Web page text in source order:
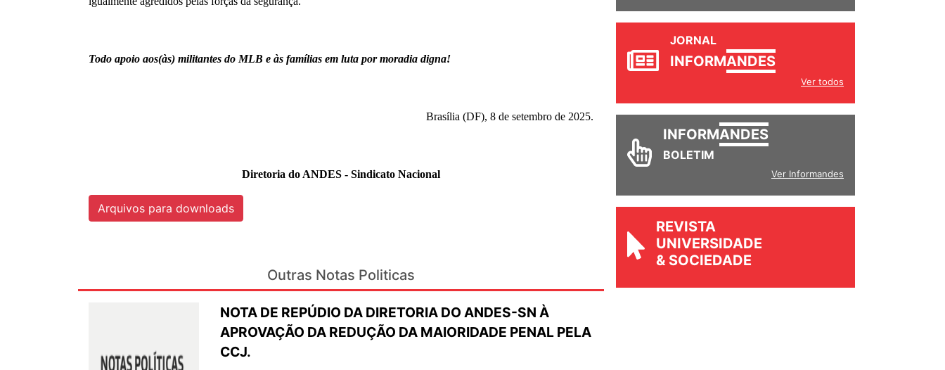
Todo apoio aos(às) militantes do MLB e às famílias em luta por moradia digna!
Brasília (DF), 8 de setembro de 2025.
Diretoria do ANDES - Sindicato Nacional
Arquivos para downloads
Outras Notas Politicas
NOTA DE REPÚDIO DA DIRETORIA DO ANDES-SN À
APROVAÇÃO DA REDUÇÃO DA MAIORIDADE PENAL PELA
CCJ.
JORNAL
INFORMANDES
Ver todos
INFORMANDES
BOLETIM
Ver Informandes
REVISTA
UNIVERSIDADE
& SOCIEDADE